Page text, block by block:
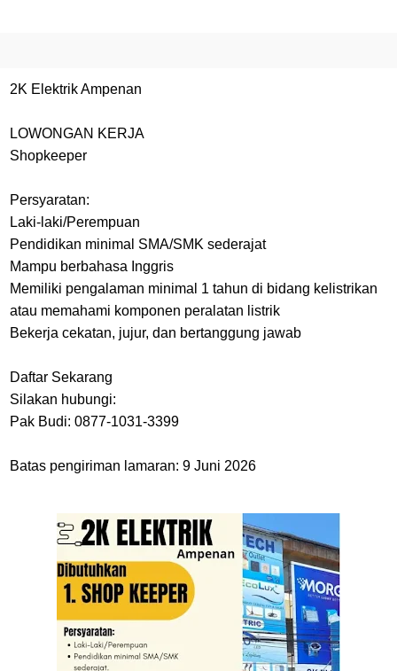
2K Elektrik Ampenan
LOWONGAN KERJA
Shopkeeper
Persyaratan:
Laki-laki/Perempuan
Pendidikan minimal SMA/SMK sederajat
Mampu berbahasa Inggris
Memiliki pengalaman minimal 1 tahun di bidang kelistrikan
atau memahami komponen peralatan listrik
Bekerja cekatan, jujur, dan bertanggung jawab
Daftar Sekarang
Silakan hubungi:
Pak Budi: 0877-1031-3399
Batas pengiriman lamaran: 9 Juni 2026